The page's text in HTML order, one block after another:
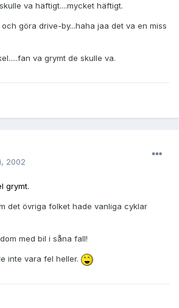
va häftigt....mycket häftigt.
göra drive-by...haha jaa det va en miss
va grymt de skulle va.
2002
grymt.
det övriga folket hade vanliga cyklar
med bil i såna fall!
inte vara fel heller.